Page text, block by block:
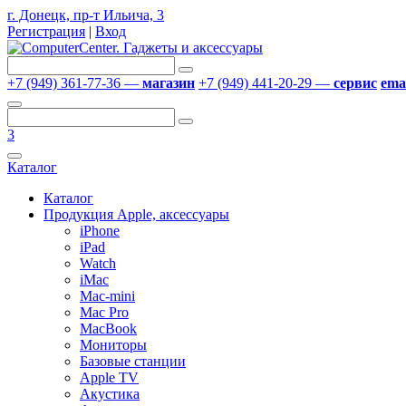
г. Донецк, пр-т Ильича, 3
Регистрация | Вход
+7 (949) 361-77-36 — магазин +7 (949) 441-20-29 — сервис
3
Каталог
Каталог
Продукция Apple, аксессуары
iPhone
iPad
Watch
iMac
Mac-mini
Mac Pro
MacBook
Мониторы
Базовые станции
Apple TV
Акустика